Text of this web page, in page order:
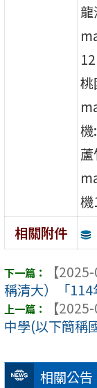
相關公告
相關附件
【
稱清大）「114
【
中學(以下簡稱